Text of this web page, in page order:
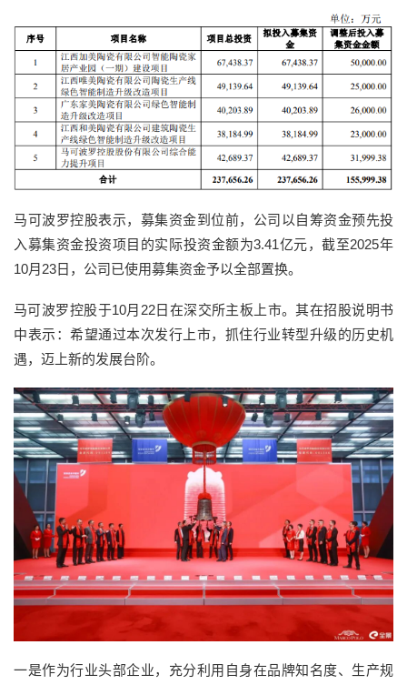
马可波罗控股表示，募集资金到位前，公司以自筹资金预先投
入募集资金投资项目的实际投资金额为3.41亿元，截至2025年
10月23日，公司已使用募集资金予以全部置换。
马可波罗控股于10月22日在深交所主板上市。其在招股说明书
中表示：希望通过本次发行上市，抓住行业转型升级的历史机
遇，迈上新的发展台阶。
一是作为行业头部企业，充分利用自身在品牌知名度、生产规